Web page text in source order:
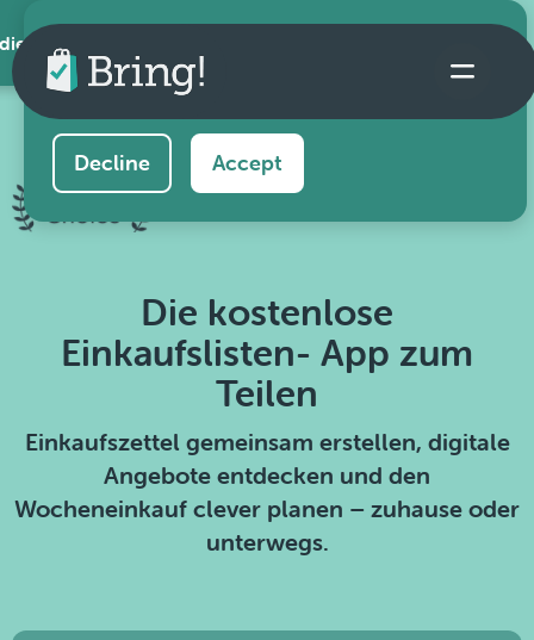
AppThis website uses cookies to ensure you get the
best experience on our website.
Decline Accept
Die kostenlose
Einkaufslisten- App zum
Teilen
Einkaufszettel gemeinsam erstellen, digitale
Angebote entdecken und den
Wocheneinkauf clever planen – zuhause oder
unterwegs.